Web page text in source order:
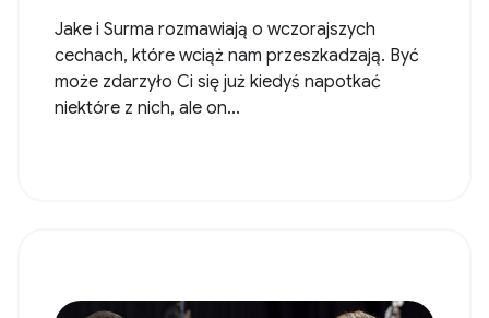
Jake i Surma rozmawiają o wczorajszych
cechach, które wciąż nam przeszkadzają. Być
może zdarzyło Ci się już kiedyś napotkać
niektóre z nich, ale on...